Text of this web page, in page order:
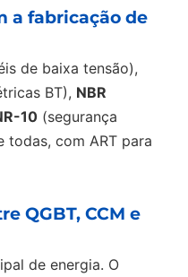
a fabricação de
de baixa tensão),
BT), NBR
10 (segurança
todas, com ART para
QGBT, CCM e
de energia. O